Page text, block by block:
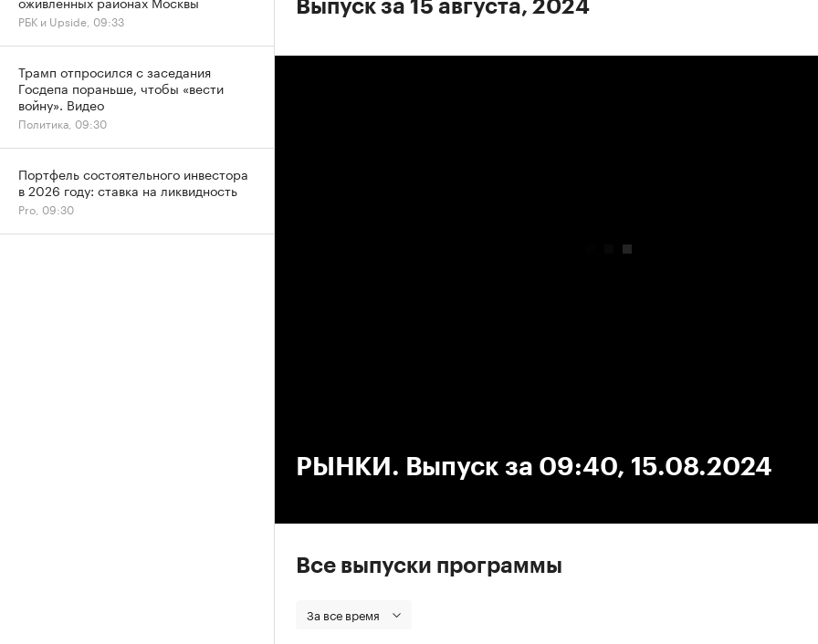
Выпуск за 15 августа, 2024
РЫНКИ. Выпуск за 09:40, 15.08.2024
Все выпуски программы
За все время
РБК и Upside, 09:33
Трамп отпросился с заседания
Госдепа пораньше, чтобы «вести
войну». Видео
Политика, 09:30
Портфель состоятельного инвестора
в 2026 году: ставка на ликвидность
Pro, 09:30